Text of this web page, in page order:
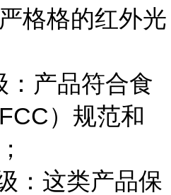
格格的红外光
：产品符合食
）规范和
：这类产品保